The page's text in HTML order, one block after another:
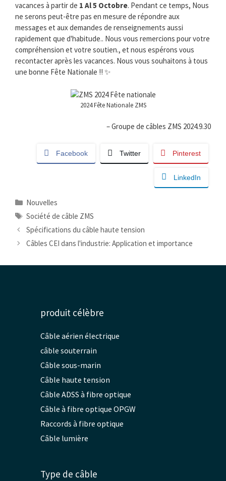
vacances à partir de 1 Al 5 Octobre. Pendant ce temps, Nous
ne serons peut-être pas en mesure de répondre aux
messages et aux demandes de renseignements aussi
rapidement que d'habitude.. Nous vous remercions pour votre
compréhension et votre soutien., et nous espérons vous
recontacter après les vacances. Nous vous souhaitons à tous
une bonne Fête Nationale !! ✨
2024 Fête Nationale ZMS
– Groupe de câbles ZMS 2024.9.30
Facebook Twitter Pinterest
LinkedIn
Catégories
Nouvelles
Mots
clés
Société de câble ZMS
Spécifications du câble haute tension
Câbles CEI dans l'industrie: Application et importance
produit célèbre
Câble aérien électrique
câble souterrain
Câble sous-marin
Câble haute tension
Câble ADSS à fibre optique
Câble à fibre optique OPGW
Raccords à fibre optique
Câble lumière
Type de câble